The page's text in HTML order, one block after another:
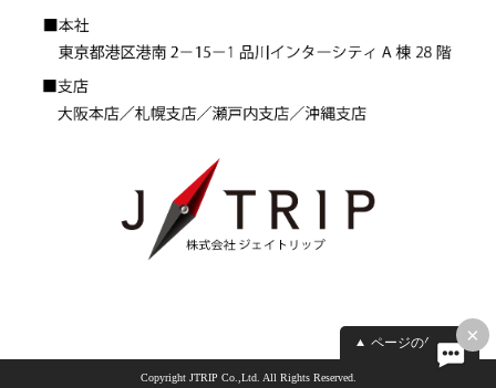
×
ページの先頭へ
Copyright JTRIP Co.,Ltd. All Rights Reserved.